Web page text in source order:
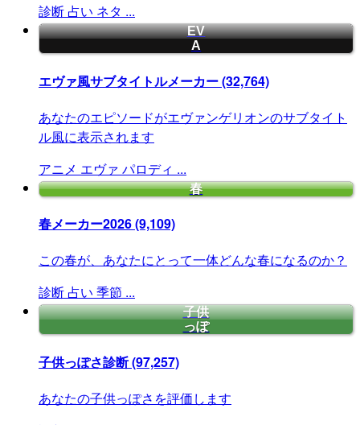
診断 占い ネタ ...
EV
A
エヴァ風サブタイトルメーカー(32,764)
あなたのエピソードがエヴァンゲリオンのサブタイト
ル風に表示されます
アニメ エヴァ パロディ ...
春
春メーカー2026(9,109)
この春が、あなたにとって一体どんな春になるのか？
診断 占い 季節 ...
子供
っぽ
子供っぽさ診断(97,257)
あなたの子供っぽさを評価します